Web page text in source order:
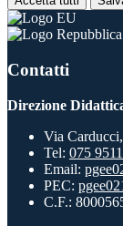
Contatti
Direzione
Via
Tel: 075
Email:
PEC:
C.F.: